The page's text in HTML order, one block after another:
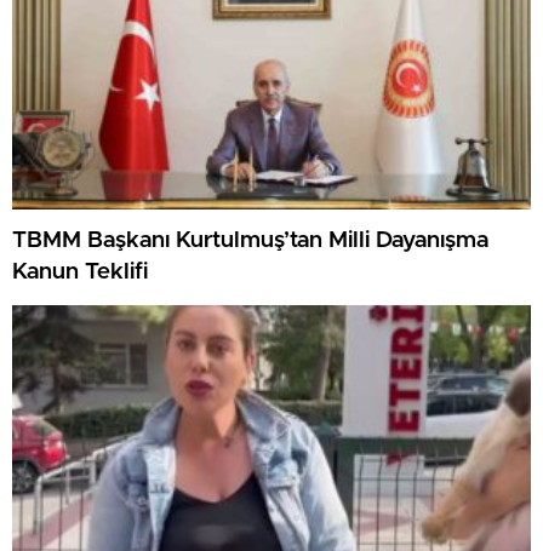
TBMM Başkanı Kurtulmuş’tan Milli Dayanışma
Kanun Teklifi